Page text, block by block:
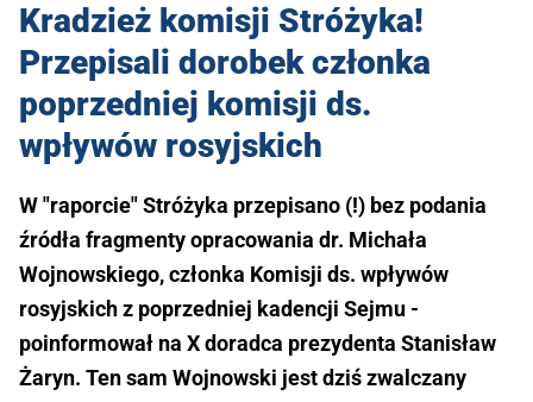
Kradzież komisji Stróżyka!
Przepisali dorobek członka
poprzedniej komisji ds.
wpływów rosyjskich
W "raporcie" Stróżyka przepisano (!) bez podania
źródła fragmenty opracowania dr. Michała
Wojnowskiego, członka Komisji ds. wpływów
rosyjskich z poprzedniej kadencji Sejmu -
poinformował na X doradca prezydenta Stanisław
Żaryn. Ten sam Wojnowski jest dziś zwalczany